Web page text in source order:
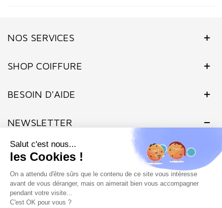
NOS SERVICES
SHOP COIFFURE
BESOIN D'AIDE
NEWSLETTER
Inscrivez-vous dès maintenant à notre Newsletter et recevez en
exclusivité nos offres flashs, promotions et actualités.
Site protégé par reCAPTCHA.